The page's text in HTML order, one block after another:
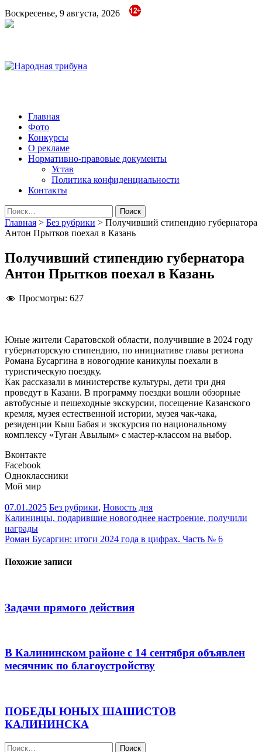
Воскресенье, 9 августа, 2026
Народная трибуна
Калининская районная газета
Главная
Фото
Конкурсы
О рекламе
Нормативно-правовые документы
Устав
Политика конфиденциальности
Контакты
Найти:
Главная > Без рубрики > Получивший стипендию губернатора
Антон Прытков поехал в Казань
Получивший стипендию губернатора
Антон Прытков поехал в Казань
Просмотры: 627
Юные жители Саратовской области, получившие в 2024 году
губернаторскую стипендию, по инициативе главы региона
Романа Бусаргина в новогодние каникулы поехали в
туристическую поездку.
Как рассказали в министерстве культуры, дети три дня
проведут в Казани. В программу поездки вошли обзорные
автобусные и пешеходные экскурсии, посещение Казанского
кремля, музея естественной истории, музея чак-чака,
резиденции Кыш Бабая и экскурсия по национальному
комплексу «Туган Авылым» с мастер-классом на выбор.
Вконтакте
Facebook
Одноклассники
Мой мир
07.01.2025 Без рубрики, Новость дня
Навигация
по
Калининцы, подарившие новогоднее настроение, получили
награды
Роман Бусаргин: итоги 2024 года в цифрах. Часть № 6
Похожие записи
Задачи прямого действия
В Калининском районе с 14 сентября объявлен
месячник по благоустройству
ПОБЕДЫ ЮНЫХ ШАШИСТОВ
КАЛИНИНСКА
Найти: